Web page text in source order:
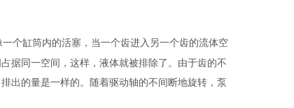
个缸筒内的活塞，当一个齿进入另一个齿的流体空
据同一空间，这样，液体就被排除了。由于齿的不
出的量是一样的。随着驱动轴的不间断地旋转，泵